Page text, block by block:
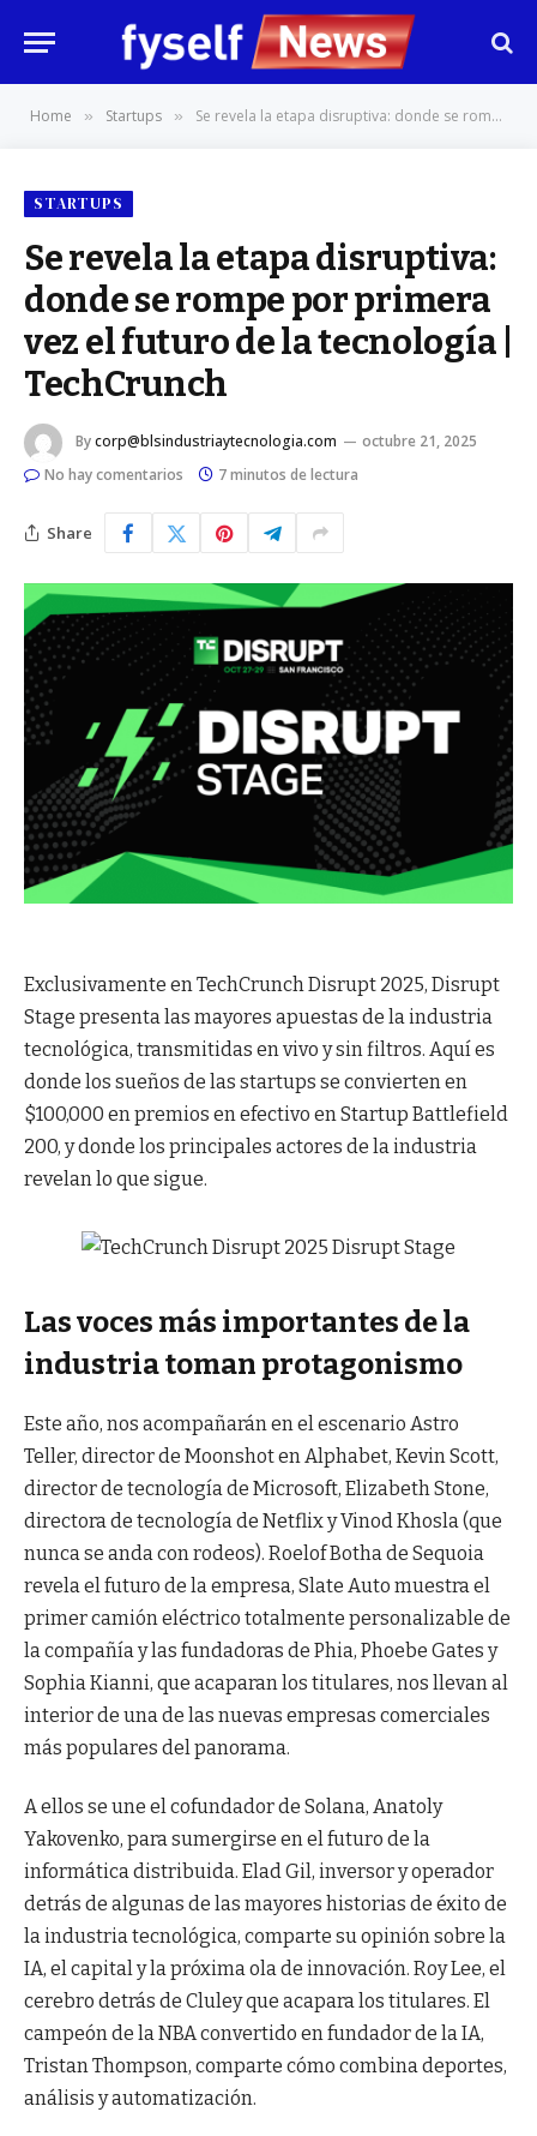
Home » Startups » Se revela la etapa disruptiva: donde se rompe por primera vez el futuro de la tecnología | TechCrunch
STARTUPS
Se revela la etapa disruptiva:
donde se rompe por primera
vez el futuro de la tecnología |
TechCrunch
Bycorp@blsindustriaytecnologia.com
octubre 21, 2025
No hay comentarios
7 minutos de lectura
Share
Exclusivamente en TechCrunch Disrupt 2025, Disrupt
Stage presenta las mayores apuestas de la industria
tecnológica, transmitidas en vivo y sin filtros. Aquí es
donde los sueños de las startups se convierten en
$100,000 en premios en efectivo en Startup Battlefield
200, y donde los principales actores de la industria
revelan lo que sigue.
Las voces más importantes de la
industria toman protagonismo
Este año, nos acompañarán en el escenario Astro
Teller, director de Moonshot en Alphabet, Kevin Scott,
director de tecnología de Microsoft, Elizabeth Stone,
directora de tecnología de Netflix y Vinod Khosla (que
nunca se anda con rodeos). Roelof Botha de Sequoia
revela el futuro de la empresa, Slate Auto muestra el
primer camión eléctrico totalmente personalizable de
la compañía y las fundadoras de Phia, Phoebe Gates y
Sophia Kianni, que acaparan los titulares, nos llevan al
interior de una de las nuevas empresas comerciales
más populares del panorama.
A ellos se une el cofundador de Solana, Anatoly
Yakovenko, para sumergirse en el futuro de la
informática distribuida. Elad Gil, inversor y operador
detrás de algunas de las mayores historias de éxito de
la industria tecnológica, comparte su opinión sobre la
IA, el capital y la próxima ola de innovación. Roy Lee, el
cerebro detrás de Cluley que acapara los titulares. El
campeón de la NBA convertido en fundador de la IA,
Tristan Thompson, comparte cómo combina deportes,
análisis y automatización.